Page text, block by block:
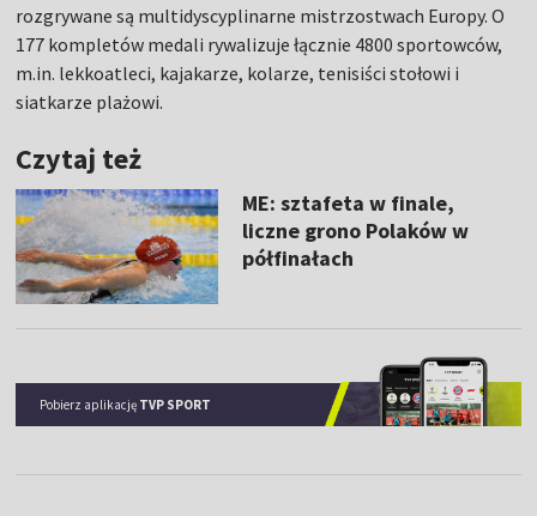
rozgrywane są multidyscyplinarne mistrzostwach Europy. O
177 kompletów medali rywalizuje łącznie 4800 sportowców,
m.in. lekkoatleci, kajakarze, kolarze, tenisiści stołowi i
siatkarze plażowi.
Czytaj też
ME: sztafeta w finale,
liczne grono Polaków w
półfinałach
Pobierz aplikację TVP SPORT